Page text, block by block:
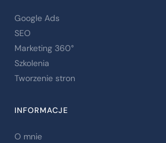
Google Ads
SEO
Marketing 360°
Szkolenia
Tworzenie stron
INFORMACJE
O mnie